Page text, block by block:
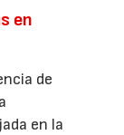
en
de
en la